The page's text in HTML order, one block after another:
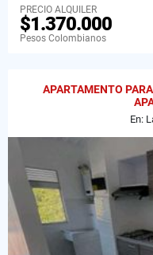
PRECIO ALQUILER
$1.370.000
Pesos Colombianos
APARTAMENTO
En: